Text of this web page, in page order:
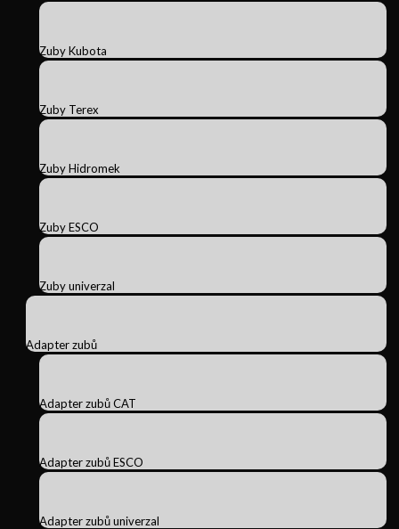
Zuby Kubota
Zuby Terex
Zuby Hidromek
Zuby ESCO
Zuby univerzal
Adapter zubů
Adapter zubů CAT
Adapter zubů ESCO
Adapter zubů univerzal